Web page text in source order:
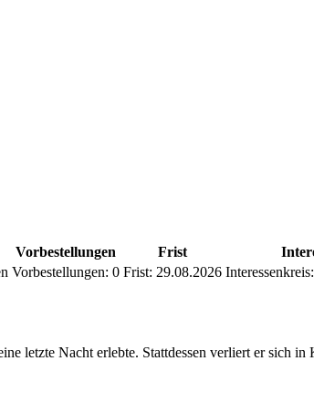
Vorbestellungen Frist
Vorbestellungen: 0 Frist: 29.08.2026 Interessenkreis:
letzte Nacht erlebte. Stattdessen verliert er sich